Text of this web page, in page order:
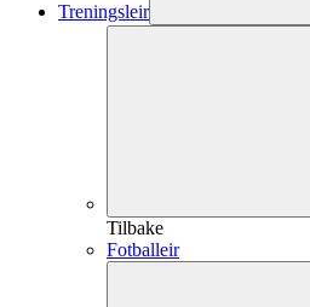
Treningsleir
Tilbake
Fotballeir